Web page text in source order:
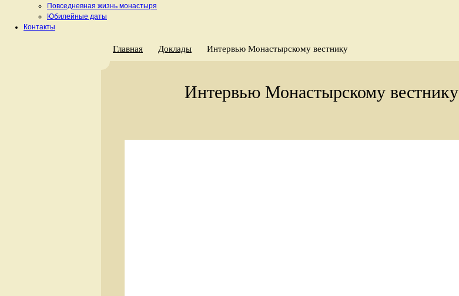
Повседневная жизнь монастыря
Юбилейные даты
Контакты
Главная Доклады Интервью Монастырскому вестнику
Интервью Монастырскому вестнику